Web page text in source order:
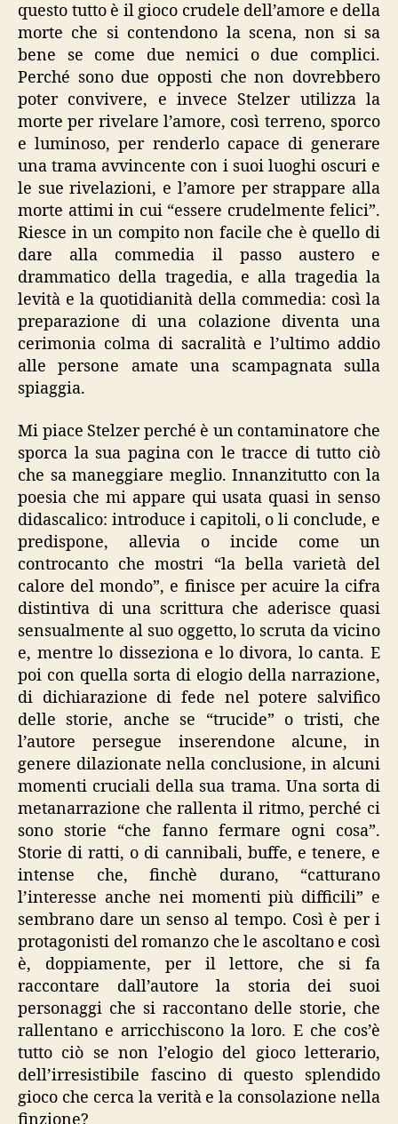
questo tutto è il gioco crudele dell’amore e della
morte che si contendono la scena, non si sa
bene se come due nemici o due complici.
Perché sono due opposti che non dovrebbero
poter convivere, e invece Stelzer utilizza la
morte per rivelare l’amore, così terreno, sporco
e luminoso, per renderlo capace di generare
una trama avvincente con i suoi luoghi oscuri e
le sue rivelazioni, e l’amore per strappare alla
morte attimi in cui “essere crudelmente felici”.
Riesce in un compito non facile che è quello di
dare alla commedia il passo austero e
drammatico della tragedia, e alla tragedia la
levità e la quotidianità della commedia: così la
preparazione di una colazione diventa una
cerimonia colma di sacralità e l’ultimo addio
alle persone amate una scampagnata sulla
spiaggia.
Mi piace Stelzer perché è un contaminatore che
sporca la sua pagina con le tracce di tutto ciò
che sa maneggiare meglio. Innanzitutto con la
poesia che mi appare qui usata quasi in senso
didascalico: introduce i capitoli, o li conclude, e
predispone, allevia o incide come un
controcanto che mostri “la bella varietà del
calore del mondo”, e finisce per acuire la cifra
distintiva di una scrittura che aderisce quasi
sensualmente al suo oggetto, lo scruta da vicino
e, mentre lo disseziona e lo divora, lo canta. E
poi con quella sorta di elogio della narrazione,
di dichiarazione di fede nel potere salvifico
delle storie, anche se “trucide” o tristi, che
l’autore persegue inserendone alcune, in
genere dilazionate nella conclusione, in alcuni
momenti cruciali della sua trama. Una sorta di
metanarrazione che rallenta il ritmo, perché ci
sono storie “che fanno fermare ogni cosa”.
Storie di ratti, o di cannibali, buffe, e tenere, e
intense che, finchè durano, “catturano
l’interesse anche nei momenti più difficili” e
sembrano dare un senso al tempo. Così è per i
protagonisti del romanzo che le ascoltano e così
è, doppiamente, per il lettore, che si fa
raccontare dall’autore la storia dei suoi
personaggi che si raccontano delle storie, che
rallentano e arricchiscono la loro. E che cos’è
tutto ciò se non l’elogio del gioco letterario,
dell’irresistibile fascino di questo splendido
gioco che cerca la verità e la consolazione nella
finzione?